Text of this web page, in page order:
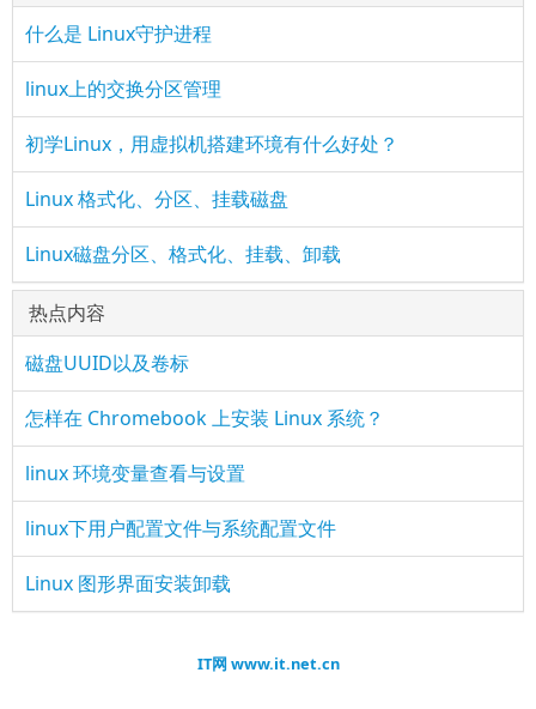
什么是 Linux守护进程
linux上的交换分区管理
初学Linux，用虚拟机搭建环境有什么好处？
Linux 格式化、分区、挂载磁盘
Linux磁盘分区、格式化、挂载、卸载
热点内容
磁盘UUID以及卷标
怎样在 Chromebook 上安装 Linux 系统？
linux 环境变量查看与设置
linux下用户配置文件与系统配置文件
Linux 图形界面安装卸载
IT网 www.it.net.cn